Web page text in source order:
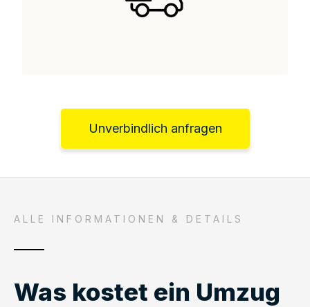
Unverbindlich anfragen
ALLE INFORMATIONEN & DETAILS
Was kostet ein Umzug